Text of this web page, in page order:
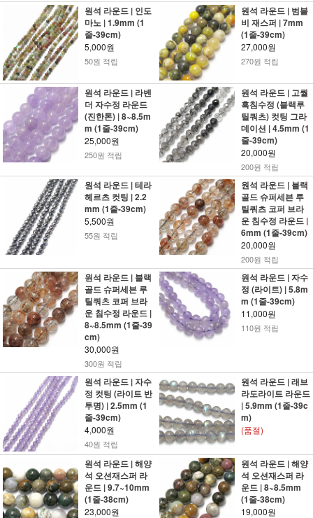
원석 라운드 | 인도
마노 | 1.9mm (1
줄-39cm)
5,000원
50원 적립
원석 라운드 | 범블
비 재스퍼 | 7mm
(1줄-39cm)
27,000원
270원 적립
원석 라운드 | 라벤
더 자수정 라운드
(진한톤) | 8~8.5m
m (1줄-39cm)
25,000원
250원 적립
원석 라운드 | 고퀄
흑침수정 (블랙루
틸쿼츠) 컷팅 그라
데이션 | 4.5mm (1
줄-39cm)
20,000원
200원 적립
원석 라운드 | 테라
헤르츠 컷팅 | 2.2
mm (1줄-39cm)
5,500원
55원 적립
원석 라운드 | 블랙
골드 슈퍼세븐 루
틸쿼츠 코퍼 브라
운 침수정 라운드 |
6mm (1줄-39cm)
20,000원
200원 적립
원석 라운드 | 블랙
골드 슈퍼세븐 루
틸쿼츠 코퍼 브라
운 침수정 라운드 |
8~8.5mm (1줄-39
cm)
30,000원
300원 적립
원석 라운드 | 자수
정 (라이트) | 5.8m
m (1줄-39cm)
11,000원
110원 적립
원석 라운드 | 자수
정 컷팅 (라이트 반
투명) | 2.5mm (1
줄-39cm)
4,000원
40원 적립
원석 라운드 | 래브
라도라이트 라운드
| 5.9mm (1줄-39c
m)
(품절)
원석 라운드 | 해양
석 오션재스퍼 라
운드 | 9.7~10mm
(1줄-38cm)
23,000원
원석 라운드 | 해양
석 오션재스퍼 라
운드 | 8~8.5mm
(1줄-38cm)
19,000원